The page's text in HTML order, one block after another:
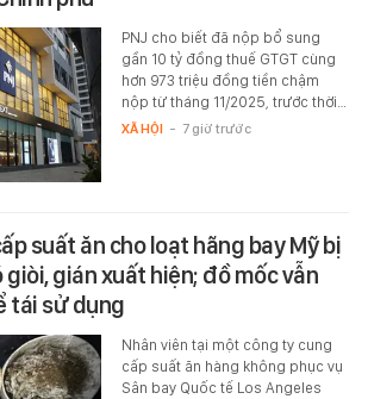
PNJ cho biết đã nộp bổ sung
gần 10 tỷ đồng thuế GTGT cùng
hơn 973 triệu đồng tiền chậm
nộp từ tháng 11/2025, trước thời…
XÃ HỘI - 7 giờ trước
suất ăn cho loạt hãng bay Mỹ bị
giòi, gián xuất hiện; đồ mốc vẫn
tái sử dụng
Nhân viên tại một công ty cung
cấp suất ăn hàng không phục vụ
Sân bay Quốc tế Los Angeles